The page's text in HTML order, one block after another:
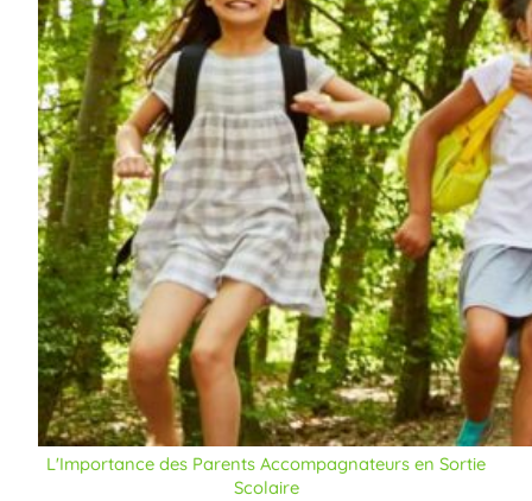
L'Importance des Parents Accompagnateurs en Sortie
Scolaire